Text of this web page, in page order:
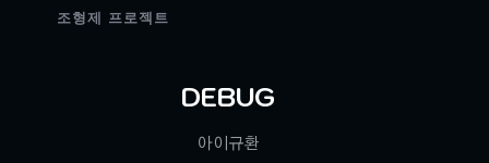
조형제 프로젝트
DEBUG
아이규환